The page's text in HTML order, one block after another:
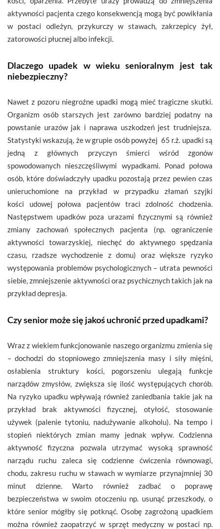
aktywności pacjenta czego konsekwencją mogą być powikłania
w postaci odleżyn, przykurczy w stawach, zakrzepicy żył,
zatorowości płucnej albo infekcji.
Dlaczego upadek w wieku senioralnym jest tak
niebezpieczny?
Nawet z pozoru niegroźne upadki mogą mieć tragiczne skutki.
Organizm osób starszych jest zarówno bardziej podatny na
powstanie urazów jak i naprawa uszkodzeń jest trudniejsza.
Statystyki wskazują, że w grupie osób powyżej 65 r.ż. upadki są
jedną z głównych przyczyn śmierci wśród zgonów
spowodowanych nieszczęśliwymi wypadkami. Ponad połowa
osób, które doświadczyły upadku pozostają przez pewien czas
unieruchomione na przykład w przypadku złamań szyjki
kości udowej połowa pacjentów traci zdolność chodzenia.
Następstwem upadków poza urazami fizycznymi są również
zmiany zachowań społecznych pacjenta (np. ograniczenie
aktywności towarzyskiej, niechęć do aktywnego spędzania
czasu, rzadsze wychodzenie z domu) oraz większe ryzyko
występowania problemów psychologicznych – utrata pewności
siebie, zmniejszenie aktywności oraz psychicznych takich jak na
przykład depresja.
Czy senior może się jakoś uchronić przed upadkami?
Wraz z wiekiem funkcjonowanie naszego organizmu zmienia się
– dochodzi do stopniowego zmniejszenia masy i siły mięśni,
osłabienia struktury kości, pogorszeniu ulegają funkcje
narządów zmysłów, zwiększa się ilość występujących chorób.
Na ryzyko upadku wpływają również zaniedbania takie jak na
przykład brak aktywności fizycznej, otyłość, stosowanie
używek (palenie tytoniu, nadużywanie alkoholu). Na tempo i
stopień niektórych zmian mamy jednak wpływ. Codzienna
aktywność fizyczna pozwala utrzymać wysoką sprawność
narządu ruchu zaleca się codzienne ćwiczenia równowagi,
chodu, zakresu ruchu w stawach w wymiarze przynajmniej 30
minut dzienne. Warto również zadbać o poprawę
bezpieczeństwa w swoim otoczeniu np. usunąć przeszkody, o
które senior mógłby się potknąć. Osobę zagrożoną upadkiem
można również zaopatrzyć w sprzęt medyczny w postaci np.